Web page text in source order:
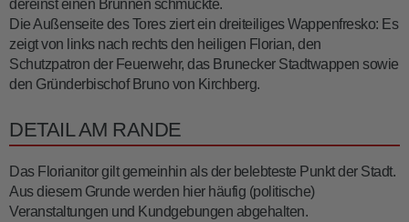
dereinst einen Brunnen schmückte.
Die Außenseite des Tores ziert ein dreiteiliges Wappenfresko: Es
zeigt von links nach rechts den heiligen Florian, den
Schutzpatron der Feuerwehr, das Brunecker Stadtwappen sowie
den Gründerbischof Bruno von Kirchberg.
DETAIL AM RANDE
Das Florianitor gilt gemeinhin als der belebteste Punkt der Stadt.
Aus diesem Grunde werden hier häufig (politische)
Veranstaltungen und Kundgebungen abgehalten.